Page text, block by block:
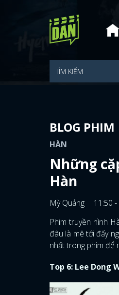
BLOG PHIM
HÀN
Những
Hàn
Mỳ Quảng
11:50
Phim truyền hình
đâu là mê tới đấy
nhất trong phim để
Top 6: Lee Dong